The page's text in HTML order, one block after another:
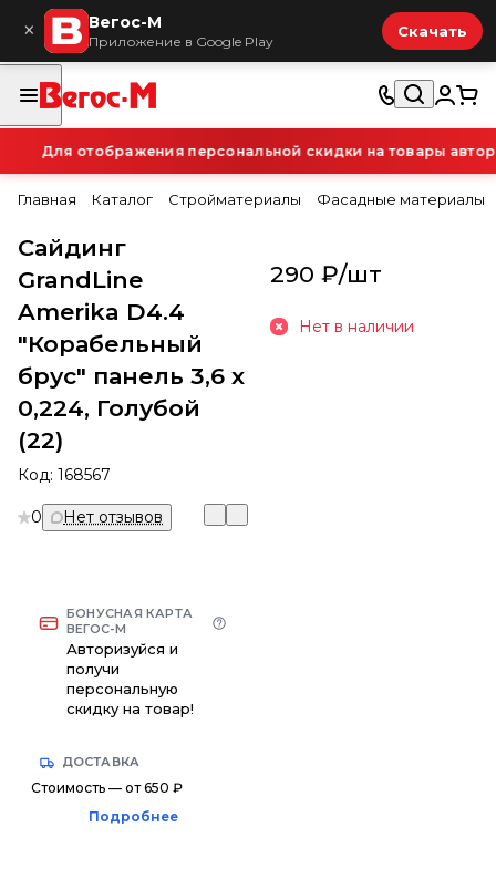
× Вегос-М
Приложение в Google Play
Скачать
Для отображения персональной скидки на товары
Главная Каталог Стройматериалы Фасадные материалы
Сайдинг
GrandLine
Amerika D4.4
"Корабельный
брус" панель 3,6 х
0,224, Голубой
(22)
Код: 168567
0 Нет отзывов
БОНУСНАЯ КАРТА
ВЕГОС-М
Авторизуйся и
получи
персональную
скидку на товар!
ДОСТАВКА
Стоимость — от 650 ₽
Подробнее
290 ₽/шт
Нет в наличии